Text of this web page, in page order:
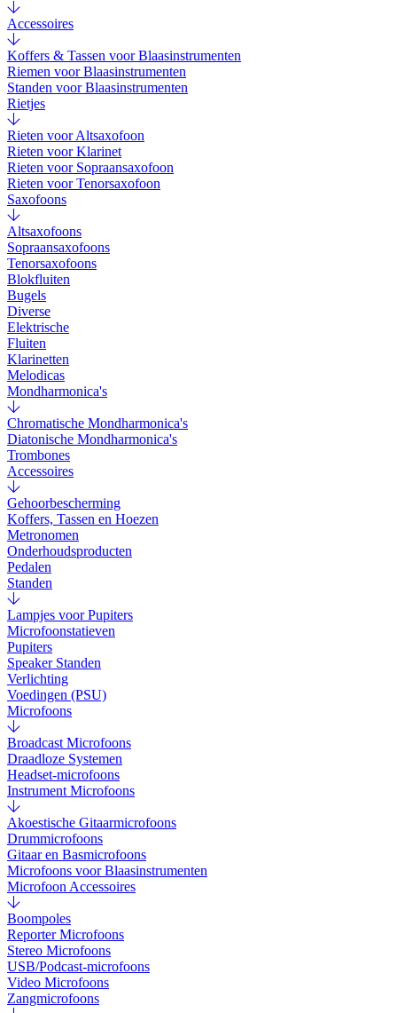
Accessoires
Koffers & Tassen voor Blaasinstrumenten
Riemen voor Blaasinstrumenten
Standen voor Blaasinstrumenten
Rietjes
Rieten voor Altsaxofoon
Rieten voor Klarinet
Rieten voor Sopraansaxofoon
Rieten voor Tenorsaxofoon
Saxofoons
Altsaxofoons
Sopraansaxofoons
Tenorsaxofoons
Blokfluiten
Bugels
Diverse
Elektrische
Fluiten
Klarinetten
Melodicas
Mondharmonica's
Chromatische Mondharmonica's
Diatonische Mondharmonica's
Trombones
Accessoires
Gehoorbescherming
Koffers, Tassen en Hoezen
Metronomen
Onderhoudsproducten
Pedalen
Standen
Lampjes voor Pupiters
Microfoonstatieven
Pupiters
Speaker Standen
Verlichting
Voedingen (PSU)
Microfoons
Broadcast Microfoons
Draadloze Systemen
Headset-microfoons
Instrument Microfoons
Akoestische Gitaarmicrofoons
Drummicrofoons
Gitaar en Basmicrofoons
Microfoons voor Blaasinstrumenten
Microfoon Accessoires
Boompoles
Reporter Microfoons
Stereo Microfoons
USB/Podcast-microfoons
Video Microfoons
Zangmicrofoons